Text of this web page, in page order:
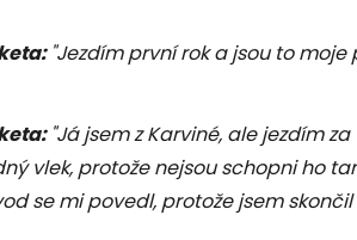
"Jezdím první rok a jsou to moje
"Já jsem z Karviné, ale jezdím
vlek, protože nejsou schopni ho
se mi povedl, protože jsem skončil